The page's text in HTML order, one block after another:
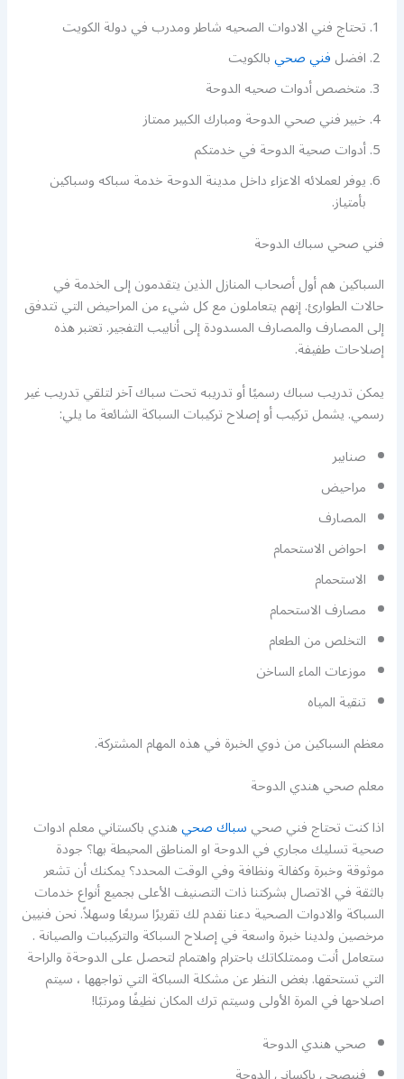
تحتاج فني الادوات الصحيه شاطر ومدرب في دولة الكويت
افضلفني صحيبالكويت
متخصص أدوات صحيه الدوحة
خبير فني صحي الدوحة ومبارك الكبير ممتاز
أدوات صحية الدوحة في خدمتكم
يوفر لعملائه الاعزاء داخل مدينة الدوحة خدمة سباكه وسباكين
بأمتياز.
فني صحي سباك الدوحة
السباكين هم أول أصحاب المنازل الذين يتقدمون إلى الخدمة في
حالات الطوارئ. إنهم يتعاملون مع كل شيء من المراحيض التي تتدفق
إلى المصارف والمصارف المسدودة إلى أنابيب التفجير. تعتبر هذه
إصلاحات طفيفة.
يمكن تدريب سباك رسميًا أو تدريبه تحت سباك آخر لتلقي تدريب غير
رسمي. يشمل تركيب أو إصلاح تركيبات السباكة الشائعة ما يلي:
صنابير
مراحيض
المصارف
احواض الاستحمام
الاستحمام
مصارف الاستحمام
التخلص من الطعام
موزعات الماء الساخن
تنقية المياه
معظم السباكين من ذوي الخبرة في هذه المهام المشتركة.
معلم صحي هندي الدوحة
اذا كنت تحتاج فني صحيسباك صحيهندي باكستاني معلم ادوات
صحية تسليك مجاري في الدوحة او المناطق المحيطة بها؟ جودة
موثوقة وخبرة وكفالة ونظافة وفي الوقت المحدد؟ يمكنك أن تشعر
بالثقة في الاتصال بشركتنا ذات التصنيف الأعلى بجميع أنواع خدمات
السباكة والادوات الصحية دعنا نقدم لك تقريرًا سريعًا وسهلاً. نحن فنيين
مرخصين ولدينا خبرة واسعة في إصلاح السباكة والتركيبات والصيانة .
ستعامل أنت وممتلكاتك باحترام واهتمام لتحصل على الدوحةة والراحة
التي تستحقها. بغض النظر عن مشكلة السباكة التي تواجهها ، سيتم
اصلاحها في المرة الأولى وسيتم ترك المكان نظيفًا ومرتبًا!
صحي هندي الدوحة